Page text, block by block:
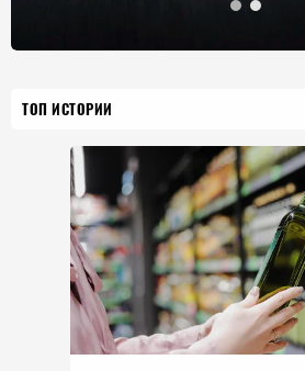
ТОП ИСТОРИИ